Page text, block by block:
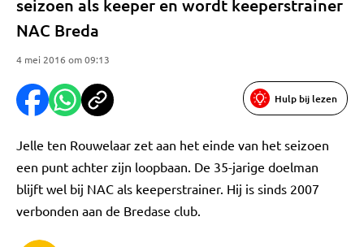
seizoen als keeper en wordt keeperstrainer
NAC Breda
4 mei 2016 om 09:13
Hulp bij lezen
Jelle ten Rouwelaar zet aan het einde van het seizoen
een punt achter zijn loopbaan. De 35-jarige doelman
blijft wel bij NAC als keeperstrainer. Hij is sinds 2007
verbonden aan de Bredase club.